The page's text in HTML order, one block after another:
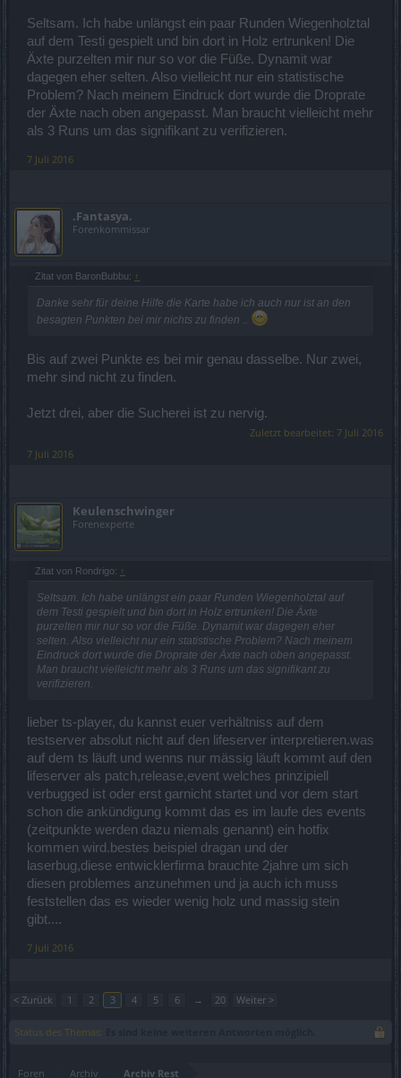
Seltsam. Ich habe unlängst ein paar Runden Wiegenholztal
auf dem Testi gespielt und bin dort in Holz ertrunken! Die
Äxte purzelten mir nur so vor die Füße. Dynamit war
dagegen eher selten. Also vielleicht nur ein statistische
Problem? Nach meinem Eindruck dort wurde die Droprate
der Äxte nach oben angepasst. Man braucht vielleicht mehr
als 3 Runs um das signifikant zu verifizieren.
7 Juli 2016
.Fantasya.
Forenkommissar
Zitat von BaronBubbu: ↑
Danke sehr für deine Hilfe die Karte habe ich auch nur ist an den
besagten Punkten bei mir nichts zu finden ..
Bis auf zwei Punkte es bei mir genau dasselbe. Nur zwei,
mehr sind nicht zu finden.
Jetzt drei, aber die Sucherei ist zu nervig.
Zuletzt bearbeitet: 7 Juli 2016
7 Juli 2016
Keulenschwinger
Forenexperte
Zitat von Rondrigo: ↑
Seltsam. Ich habe unlängst ein paar Runden Wiegenholztal auf
dem Testi gespielt und bin dort in Holz ertrunken! Die Äxte
purzelten mir nur so vor die Füße. Dynamit war dagegen eher
selten. Also vielleicht nur ein statistische Problem? Nach meinem
Eindruck dort wurde die Droprate der Äxte nach oben angepasst.
Man braucht vielleicht mehr als 3 Runs um das signifikant zu
verifizieren.
lieber ts-player, du kannst euer verhältniss auf dem
testserver absolut nicht auf den lifeserver interpretieren.was
auf dem ts läuft und wenns nur mässig läuft kommt auf den
lifeserver als patch,release,event welches prinzipiell
verbugged ist oder erst garnicht startet und vor dem start
schon die ankündigung kommt das es im laufe des events
(zeitpunkte werden dazu niemals genannt) ein hotfix
kommen wird.bestes beispiel dragan und der
laserbug,diese entwicklerfirma brauchte 2jahre um sich
diesen problemes anzunehmen und ja auch ich muss
feststellen das es wieder wenig holz und massig stein
gibt....
7 Juli 2016
< Zurück 1 2 3 4 5 6 → 20 Weiter >
Status des Themas:
Foren Archiv Archiv Rest